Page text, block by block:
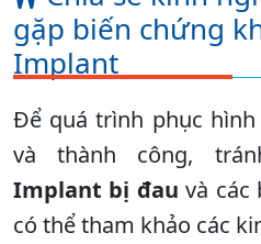
gặp biến chứng
Implant
Để quá trình phục
và thành công,
Implant bị đau và các
có thể tham khảo các